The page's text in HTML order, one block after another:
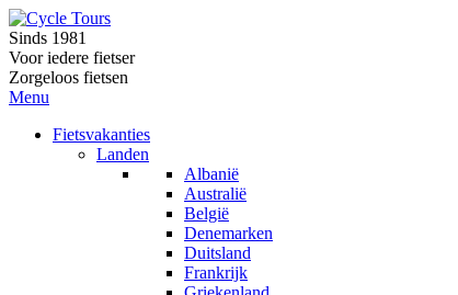
Sinds 1981
Voor iedere fietser
Zorgeloos fietsen
Menu
Fietsvakanties
Landen
Albanië
Australië
België
Denemarken
Duitsland
Frankrijk